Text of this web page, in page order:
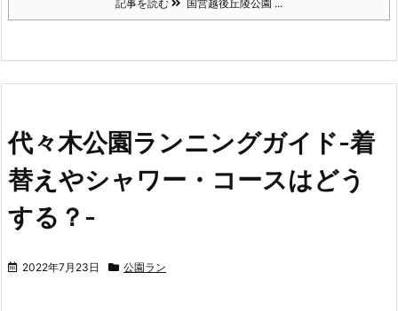
記事を読む 国営越後丘陵公園 ...
代々木公園ランニングガイド-着
替えやシャワー・コースはどう
する？-
2022年7月23日 公園ラン